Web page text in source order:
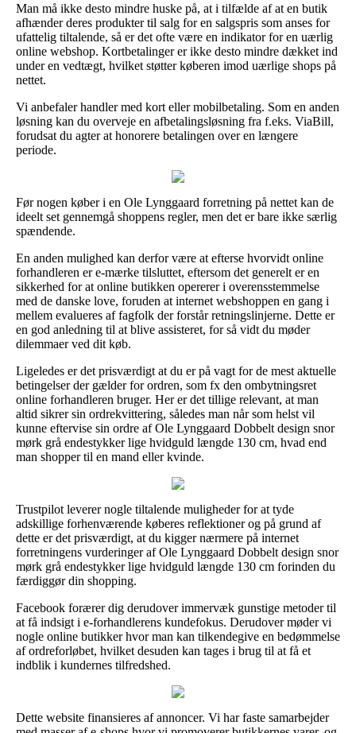
Man må ikke desto mindre huske på, at i tilfælde af at en butik
afhænder deres produkter til salg for en salgspris som anses for
ufattelig tiltalende, så er det ofte være en indikator for en uærlig
online webshop. Kortbetalinger er ikke desto mindre dækket ind
under en vedtægt, hvilket støtter køberen imod uærlige shops på
nettet.
Vi anbefaler handler med kort eller mobilbetaling. Som en anden
løsning kan du overveje en afbetalingsløsning fra f.eks. ViaBill,
forudsat du agter at honorere betalingen over en længere
periode.
Før nogen køber i en Ole Lynggaard forretning på nettet kan de
ideelt set gennemgå shoppens regler, men det er bare ikke særlig
spændende.
En anden mulighed kan derfor være at efterse hvorvidt online
forhandleren er e-mærke tilsluttet, eftersom det generelt er en
sikkerhed for at online butikken opererer i overensstemmelse
med de danske love, foruden at internet webshoppen en gang i
mellem evalueres af fagfolk der forstår retningslinjerne. Dette er
en god anledning til at blive assisteret, for så vidt du møder
dilemmaer ved dit køb.
Ligeledes er det prisværdigt at du er på vagt for de mest aktuelle
betingelser der gælder for ordren, som fx den ombytningsret
online forhandleren bruger. Her er det tillige relevant, at man
altid sikrer sin ordrekvittering, således man når som helst vil
kunne eftervise sin ordre af Ole Lynggaard Dobbelt design snor
mørk grå endestykker lige hvidguld længde 130 cm, hvad end
man shopper til en mand eller kvinde.
Trustpilot leverer nogle tiltalende muligheder for at tyde
adskillige forhenværende køberes reflektioner og på grund af
dette er det prisværdigt, at du kigger nærmere på internet
forretningens vurderinger af Ole Lynggaard Dobbelt design snor
mørk grå endestykker lige hvidguld længde 130 cm forinden du
færdiggør din shopping.
Facebook forærer dig derudover immervæk gunstige metoder til
at få indsigt i e-forhandlerens kundefokus. Derudover møder vi
nogle online butikker hvor man kan tilkendegive en bedømmelse
af ordreforløbet, hvilket desuden kan tages i brug til at få et
indblik i kundernes tilfredshed.
Dette website finansieres af annoncer. Vi har faste samarbejder